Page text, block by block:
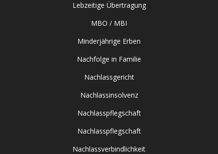
Lebzeitige Übertragung
MBO / MBI
Minderjährige Erben
Nachfolge in Familie
Nachlassgericht
Nachlassinsolvenz
Nachlasspflegschaft
Nachlasspflegschaft
Nachlassverbindlichkeit